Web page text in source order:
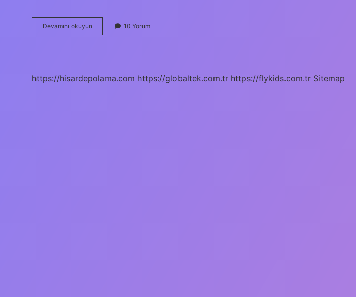
Devamını okuyun
Yaş
10 Yorum
https://hisardepolama.com https://globaltek.com.tr https://flykids.com.tr Sitemap